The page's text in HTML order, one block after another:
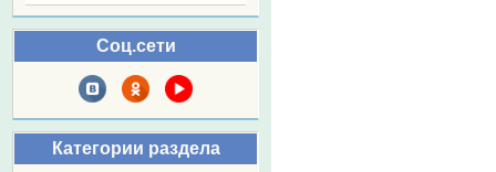
Соц.сети
Категории раздела